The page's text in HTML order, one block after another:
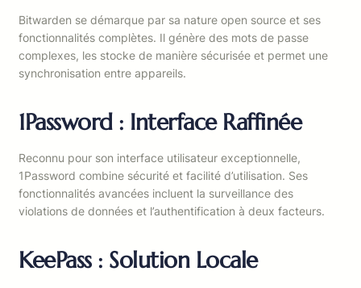
Bitwarden se démarque par sa nature open source et ses
fonctionnalités complètes. Il génère des mots de passe
complexes, les stocke de manière sécurisée et permet une
synchronisation entre appareils.
1Password : Interface Raffinée
Reconnu pour son interface utilisateur exceptionnelle,
1Password combine sécurité et facilité d’utilisation. Ses
fonctionnalités avancées incluent la surveillance des
violations de données et l’authentification à deux facteurs.
KeePass : Solution Locale